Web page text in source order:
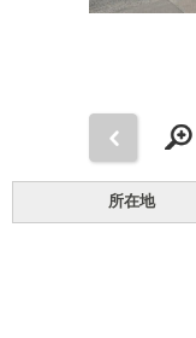
所在地